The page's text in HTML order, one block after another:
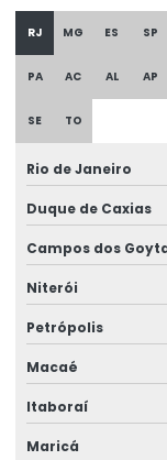
Distribuidora de
Distribuidora de
Empresa de
Empresa que faz
Estrutura metálica
Estrutura metálica
Estrutura metálica
Estrutura metálica
Estrutura metálica
Estrutura metálica
RJ MG ES SP
PA AC AL AP
SE TO
Rio de Janeiro
Duque de Caxias
Campos dos
Niterói
Petrópolis
Macaé
Itaboraí
Maricá